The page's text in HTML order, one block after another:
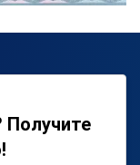
Получите